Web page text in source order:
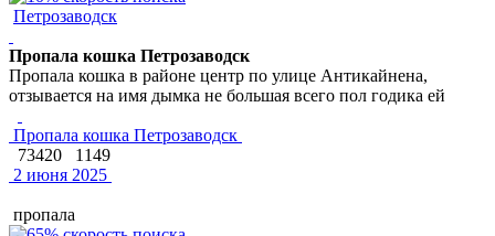
Петрозаводск
Пропала кошка Петрозаводск
Пропала кошка в районе центр по улице Антикайнена,
отзывается на имя дымка не большая всего пол годика ей
Пропала кошка Петрозаводск
73420
1149
2 июня 2025
пропала